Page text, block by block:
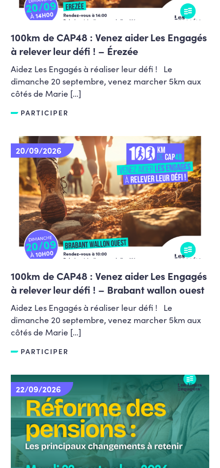
100km de CAP48 : Venez aider Les Engagés
à relever leur défi ! – Érezée
Aidez Les Engagés à réaliser leur défi ! Le
dimanche 20 septembre, venez marcher 5km aux
côtés de Marie […]
PARTICIPER
20/09/2026
100km de CAP48 : Venez aider Les Engagés
à relever leur défi ! – Brabant wallon ouest
Aidez Les Engagés à réaliser leur défi ! Le
dimanche 20 septembre, venez marcher 5km aux
côtés de Marie […]
PARTICIPER
22/09/2026